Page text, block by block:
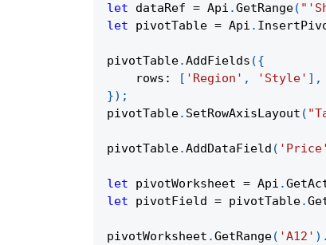
let dataRef = Api .GetRange(
let pivotTable = Api .
pivotTable.AddFields ({
rows : [ 'Region' , 'Style' ] ,
}) ;
pivotTable. SetRowAxisLayout (
pivotTable.AddDataField ( 'Price'
let pivotWorksheet = Api .
let pivotField = pivotTable.
pivotWorksheet .GetRange( 'A12' ) .